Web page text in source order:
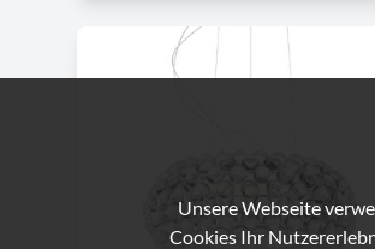
Unsere Webseite
Cookies Ihr